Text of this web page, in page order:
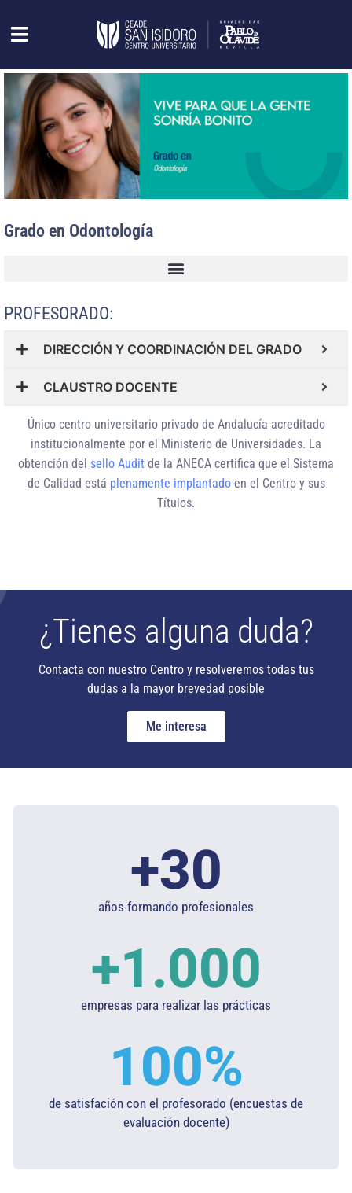
Grado en Odontología
PROFESORADO:
DIRECCIÓN Y COORDINACIÓN DEL GRADO
CLAUSTRO DOCENTE
Único centro universitario privado de Andalucía acreditado
institucionalmente por el Ministerio de Universidades. La
obtención del sello Audit de la ANECA certifica que el Sistema
de Calidad está plenamente implantadoen el Centro y sus
Títulos.
¿Tienes alguna duda?
Contacta con nuestro Centro y resolveremos todas tus
dudas a la mayor brevedad posible
Me interesa
años formando profesionales
+30
empresas para realizar las prácticas
+1.000
de satisfación con el profesorado (encuestas de
evaluación docente)​
100%